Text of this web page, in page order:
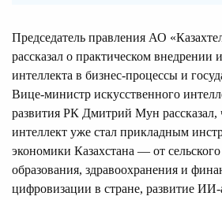
Председатель правления АО
рассказал о практическом внедрении
интеллекта в бизнес-процессы и
Вице-министр искусственного
развития РК Дмитрий Мун рассказал,
интеллект уже стал прикладным
экономики Казахстана — от сельского
образования, здравоохранения и
цифровизации в стране, развитие ИИ-